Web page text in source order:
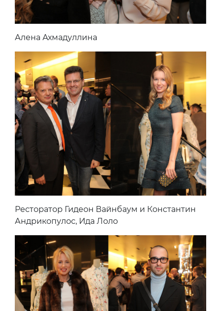
Алена Ахмадуллина
Ресторатор Гидеон Вайнбаум и Константин
Андрикопулос, Ида Лоло